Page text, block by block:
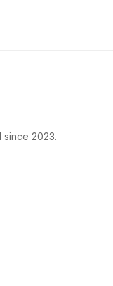
since 2023.